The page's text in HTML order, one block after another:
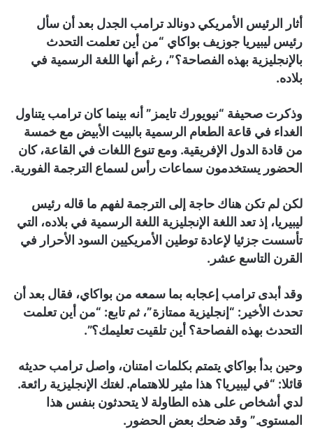
أثار الرئيس الأمريكي دونالد ترامب الجدل بعد أن سأل
رئيس ليبيريا جوزيف بواكاي “من أين تعلمت التحدث
بالإنجليزية بهذه الفصاحة؟”، رغم أنها اللغة الرسمية في
بلاده.
وذكرت صحيفة “نيويورك تايمز” أنه بينما كان ترامب يتناول
الغداء في قاعة الطعام الرسمية بالبيت الأبيض مع خمسة
من قادة الدول الإفريقية. ومع تنوع اللغات في القاعة، كان
الحضور يستخدمون سماعات رأس لسماع الترجمة الفورية.
لكن لم تكن هناك حاجة إلى الترجمة لفهم ما قاله رئيس
ليبيريا، إذ تعد اللغة الإنجليزية اللغة الرسمية في بلاده، التي
تأسست جزئيا لإعادة توطين الأمريكيين السود الأحرار في
القرن التاسع عشر.
وقد أبدى ترامب إعجابه بما سمعه من بواكاي، فقال بعد أن
تحدث الأخير: “إنجليزية ممتازة”، ثم تابع: “من أين تعلمت
التحدث بهذه الفصاحة؟ أين تلقيت تعليمك؟”.
وحين بدأ بواكاي يتمتم بكلمات امتنان، واصل ترامب حديثه
قائلا: “في ليبيريا؟ هذا مثير للاهتمام. لغتك الإنجليزية رائعة.
لدي أشخاص على هذه الطاولة لا يتحدثون بنفس هذا
المستوى.” وقد ضحك بعض الحضور.